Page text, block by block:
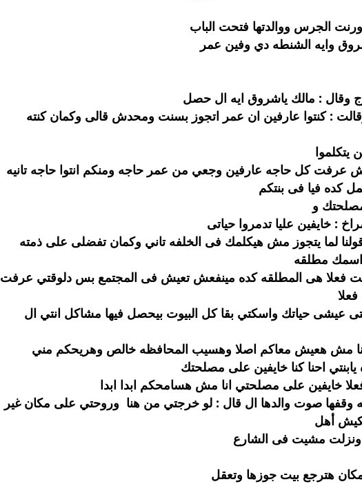
الجرس ووالدتها فتحت الباب
وايه الشنطه دي وفين عمر
وقال : مالك ياشروق ايه ال حصل
: كنتوا عارفين ان عمر اتجوز بسنت ومحدش قالى وكمان كنته
يتكلموا
كل حاجه عارفين وجعي من عمر حاجه ومنكم انتوا حاجه تانيه
كده فيا فى بنتكم
مصلحتك و
: خايفين عليا تدمروا حياتى
قولنا لما يتجوز مش هيكلمك فى الخلفه تاني وكمان تفضلى على ذمته
مطلقه
فعلا هى المطلقه كده مينفعش تعيش فى المجتمع بس دلوقتي عرفت
عيشى حياتك واسكتي بقا كل البيوت بيحصل فيها مشاكل انتي ال
مش هعيش معاكم اصلا وهسيب المحافظه خالص وهريحكم مني
يابنتي احنا كنا خايفين على مصلحتك
خايفين على مصلحتي انا مش هسامحكم ابدا ابدا
وقفها صوت والدها ال قال : لو خرجتي من هنا وروحتي على مكان غير
أهل
مشيت فى الشارع
هترجع بيت جوزها وتعقل